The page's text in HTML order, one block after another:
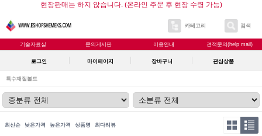
현장판매는 하지 않습니다. (온라인 주문 후 현장 수령 가능)
카테고리 검색
기술자료실 문의게시판 이용안내 견적문의(help mail)
로그인 마이페이지 장바구니 관심상품
특수재질볼트
최신순 낮은가격 높은가격 상품명 최다리뷰